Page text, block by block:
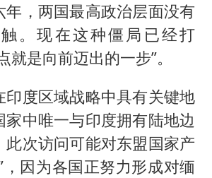
年，两国最高政治层面没有
。现在这种僵局已经打
就是向前迈出的一步”。
印度区域战略中具有关键地
家中唯一与印度拥有陆地边
此次访问可能对东盟国家产
，因为各国正努力形成对缅